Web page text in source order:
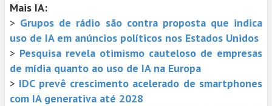
Mais IA:
> Grupos de rádio são contra proposta que indica
uso de IA em anúncios políticos nos Estados Unidos
> Pesquisa revela otimismo cauteloso de empresas
de mídia quanto ao uso de IA na Europa
> IDC prevê crescimento acelerado de smartphones
com IA generativa até 2028